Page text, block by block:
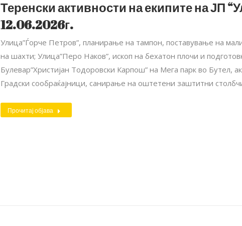
Теренски активности на екипите на ЈП
12.06.2026г.
Улица”Ѓорче Петров”, планирање на тампон, поставување на
на шахти; Улица”Перо Наков”, ископ на бехатон плочи и
Булевар”Христијан Тодоровски Карпош” на Мега парк во Бутел,
Градски сообраќајници, санирање на оштетени заштитни
Прочитај објава